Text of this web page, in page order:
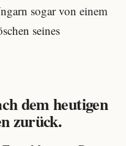
sogar von einem
seines
dem heutigen
zurück.